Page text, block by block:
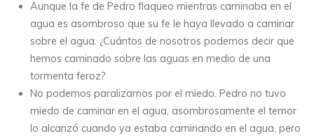
Aunque la fe de Pedro flaqueo mientras caminaba en el
agua es asombroso que su fe le haya llevado a caminar
sobre el agua. ¿Cuántos de nosotros podemos decir que
hemos caminado sobre las aguas en medio de una
tormenta feroz?
No podemos paralizarnos por el miedo. Pedro no tuvo
miedo de caminar en el agua, asombrosamente el temor
lo alcanzó cuando ya estaba caminando en el agua, pero